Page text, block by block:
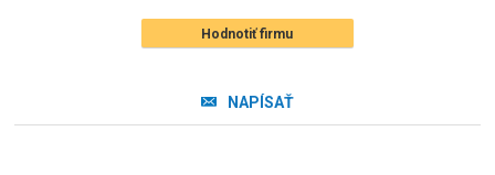
Hodnotiť firmu
NAPÍSAŤ